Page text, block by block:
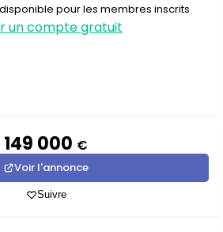
pour les membres inscrits
un compte gratuit
149 000 €
Voir l'annonce
Suivre